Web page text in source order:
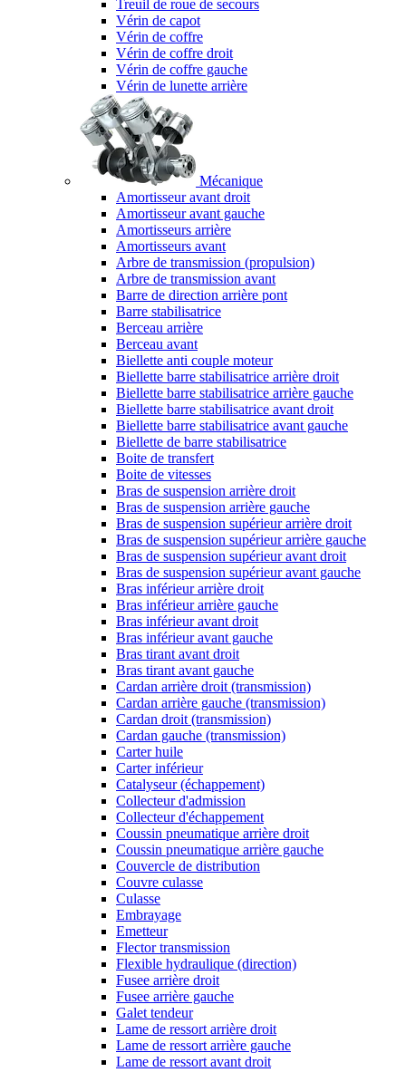
Treuil de roue de secours
Vérin de capot
Vérin de coffre
Vérin de coffre droit
Vérin de coffre gauche
Vérin de lunette arrière
Mécanique
Amortisseur avant droit
Amortisseur avant gauche
Amortisseurs arrière
Amortisseurs avant
Arbre de transmission (propulsion)
Arbre de transmission avant
Barre de direction arrière pont
Barre stabilisatrice
Berceau arrière
Berceau avant
Biellette anti couple moteur
Biellette barre stabilisatrice arrière droit
Biellette barre stabilisatrice arrière gauche
Biellette barre stabilisatrice avant droit
Biellette barre stabilisatrice avant gauche
Biellette de barre stabilisatrice
Boite de transfert
Boite de vitesses
Bras de suspension arrière droit
Bras de suspension arrière gauche
Bras de suspension supérieur arrière droit
Bras de suspension supérieur arrière gauche
Bras de suspension supérieur avant droit
Bras de suspension supérieur avant gauche
Bras inférieur arrière droit
Bras inférieur arrière gauche
Bras inférieur avant droit
Bras inférieur avant gauche
Bras tirant avant droit
Bras tirant avant gauche
Cardan arrière droit (transmission)
Cardan arrière gauche (transmission)
Cardan droit (transmission)
Cardan gauche (transmission)
Carter huile
Carter inférieur
Catalyseur (échappement)
Collecteur d'admission
Collecteur d'échappement
Coussin pneumatique arrière droit
Coussin pneumatique arrière gauche
Couvercle de distribution
Couvre culasse
Culasse
Embrayage
Emetteur
Flector transmission
Flexible hydraulique (direction)
Fusee arrière droit
Fusee arrière gauche
Galet tendeur
Lame de ressort arrière droit
Lame de ressort arrière gauche
Lame de ressort avant droit